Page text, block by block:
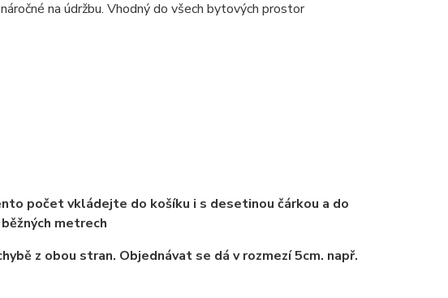
na údržbu. Vhodný do všech bytových prostor
počet vkládejte do košíku i s desetinou čárkou a do
metrech
z obou stran. Objednávat se dá v rozmezí 5cm. např.